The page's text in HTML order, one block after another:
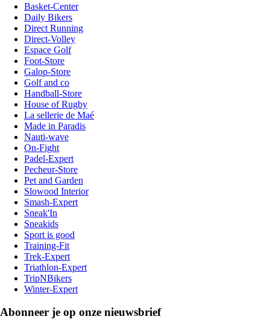
Basket-Center
Daily Bikers
Direct Running
Direct-Volley
Espace Golf
Foot-Store
Galop-Store
Golf and co
Handball-Store
House of Rugby
La sellerie de Maé
Made in Paradis
Nauti-wave
On-Fight
Padel-Expert
Pecheur-Store
Pet and Garden
Slowood Interior
Smash-Expert
Sneak'In
Sneakids
Sport is good
Training-Fit
Trek-Expert
Triathlon-Expert
TripNBikers
Winter-Expert
Abonneer je op onze nieuwsbrief